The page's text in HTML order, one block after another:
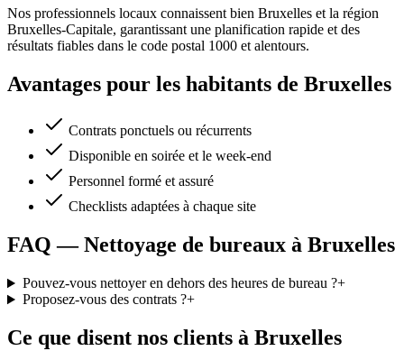
Nos professionnels locaux connaissent bien Bruxelles et la région
Bruxelles-Capitale, garantissant une planification rapide et des
résultats fiables dans le code postal 1000 et alentours.
Avantages pour les habitants de Bruxelles
Contrats ponctuels ou récurrents
Disponible en soirée et le week-end
Personnel formé et assuré
Checklists adaptées à chaque site
FAQ — Nettoyage de bureaux à Bruxelles
Pouvez-vous nettoyer en dehors des heures de bureau ?+
Proposez-vous des contrats ?+
Ce que disent nos clients à Bruxelles